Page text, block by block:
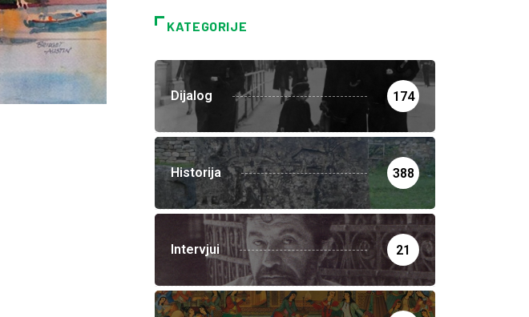
KATEGORIJE
Dijalog 174
Historija 388
Intervjui 21